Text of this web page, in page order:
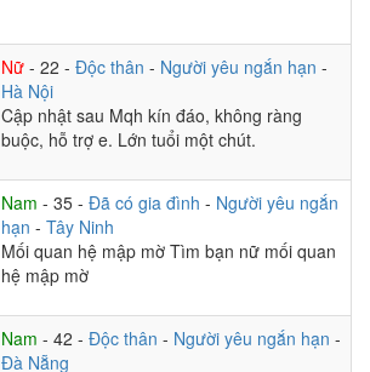
Nữ - 22 - Độc thân - Người yêu ngắn hạn -
Hà Nội
Cập nhật sau Mqh kín đáo, không ràng
buộc, hỗ trợ e. Lớn tuổi một chút.
Nam - 35 - Đã có gia đình - Người yêu ngắn
hạn - Tây Ninh
Mối quan hệ mập mờ Tìm bạn nữ mối quan
hệ mập mờ
Nam - 42 - Độc thân - Người yêu ngắn hạn -
Đà Nẵng